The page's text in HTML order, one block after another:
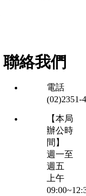
聯絡我們
電話
【本局
辦公時
間】
週一至
週五
上午